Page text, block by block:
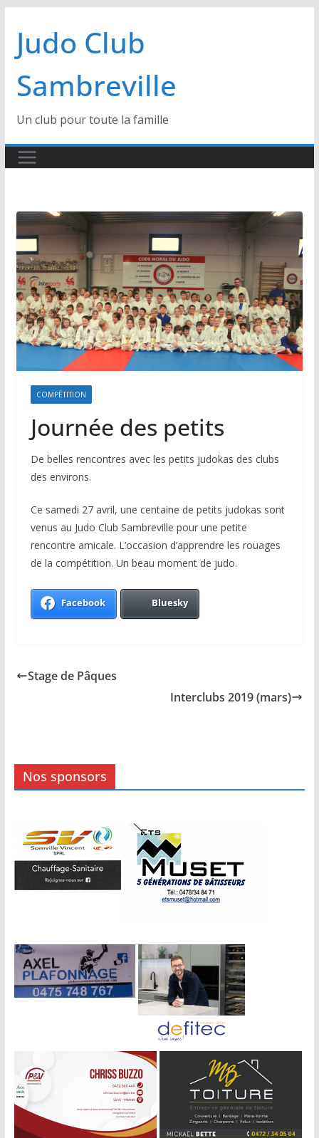
contenu
Judo Club
Sambreville
Un club pour toute la famille
COMPÉTITION
Journée des petits
De belles rencontres avec les petits judokas des clubs
des environs.
Ce samedi 27 avril, une centaine de petits judokas sont
venus au Judo Club Sambreville pour une petite
rencontre amicale. L’occasion d’apprendre les rouages
de la compétition. Un beau moment de judo.
Facebook Bluesky
Stage de Pâques
Interclubs 2019 (mars)
Nos sponsors